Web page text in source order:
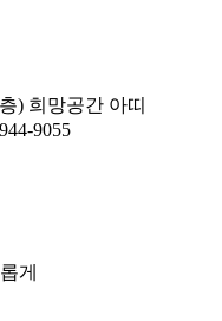
) 희망공간 아띠
9055
게